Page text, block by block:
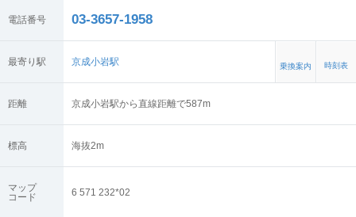
電話番号 03-3657-1958
最寄り駅 京成小岩駅 乗換案内 時刻表
距離 京成小岩駅から直線距離で587m
標高 海抜2m
マップ
コード
6 571 232*02